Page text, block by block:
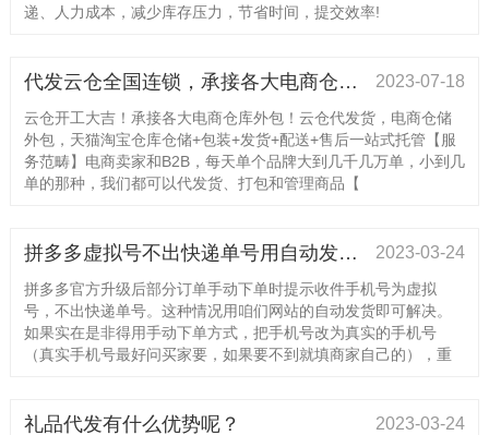
递、人力成本，减少库存压力，节省时间，提交效率!
代发云仓全国连锁，承接各大电商仓库外包！为您省时省力省心省钱，价格美丽，欢迎带量咨询！ 2023-07-18
云仓开工大吉！承接各大电商仓库外包！云仓代发货，电商仓储
外包，天猫淘宝仓库仓储+包装+发货+配送+售后一站式托管【服
务范畴】电商卖家和B2B，每天单个品牌大到几千几万单，小到几
单的那种，我们都可以代发货、打包和管理商品【
拼多多虚拟号不出快递单号用自动发货即可解决 2023-03-24
拼多多官方升级后部分订单手动下单时提示收件手机号为虚拟
号，不出快递单号。这种情况用咱们网站的自动发货即可解决。
如果实在是非得用手动下单方式，把手机号改为真实的手机号
（真实手机号最好问买家要，如果要不到就填商家自己的），重
礼品代发有什么优势呢？ 2023-03-24